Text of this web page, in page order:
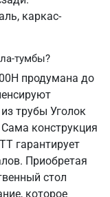
каркас-
тумбы?
продумана до
трубы Уголок
конструкция
гарантирует
Приобретая
стол
которое